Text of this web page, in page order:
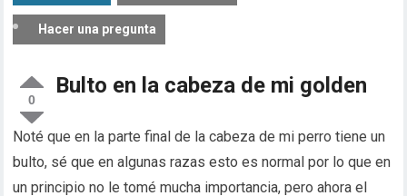
Hacer una pregunta
0
Bulto en la cabeza de mi golden
Noté que en la parte final de la cabeza de mi perro tiene un
bulto, sé que en algunas razas esto es normal por lo que en
un principio no le tomé mucha importancia, pero ahora el